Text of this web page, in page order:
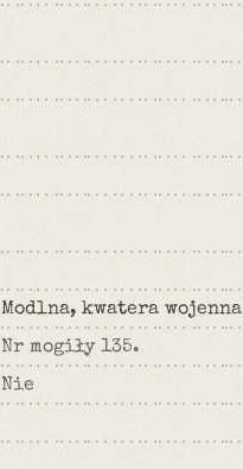
Modlna, kwatera wojenna
Nr mogiły 135.
Nie